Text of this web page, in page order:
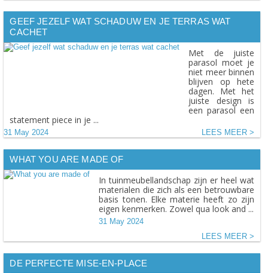
GEEF JEZELF WAT SCHADUW EN JE TERRAS WAT
CACHET
Met de juiste
parasol moet je
niet meer binnen
blijven op hete
dagen. Met het
juiste design is
een parasol een
statement piece in je ...
31 May 2024 LEES MEER
WHAT YOU ARE MADE OF
In tuinmeubellandschap zijn er heel wat
materialen die zich als een betrouwbare
basis tonen. Elke materie heeft zo zijn
eigen kenmerken. Zowel qua look and ...
31 May 2024
LEES MEER
DE PERFECTE MISE-EN-PLACE